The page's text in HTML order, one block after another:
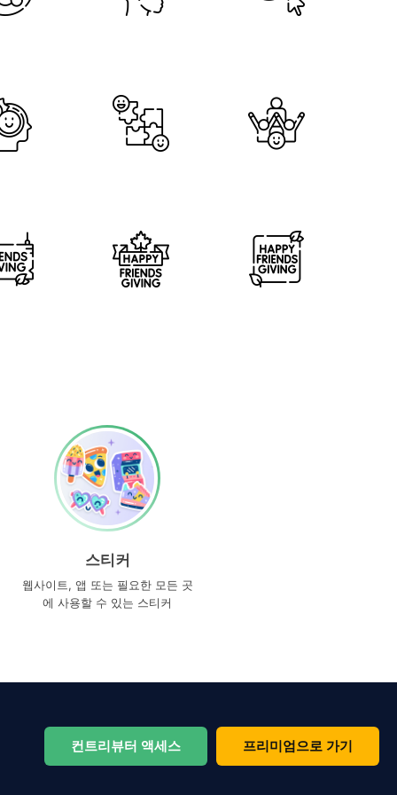
스티커
웹사이트, 앱 또는 필요한 모든 곳
에 사용할 수 있는 스티커
컨트리뷰터 액세스 프리미엄으로 가기